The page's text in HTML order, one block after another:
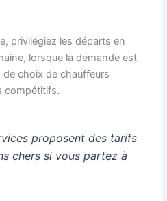
privilégiez les départs en
lorsque la demande est
de choix de chauffeurs
compétitifs.
proposent des tarifs
chers si vous partez à